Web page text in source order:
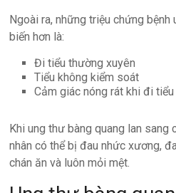
Ngoài ra, những triệu chứng
biến hơn là:
Đi tiểu thường xuyên
Tiểu không kiểm soát
Cảm giác nóng rát khi đi tiểu
Khi ung thư bàng quang lan sang
nhân có thể bị đau nhức xương,
chán ăn và luôn mỏi mệt.